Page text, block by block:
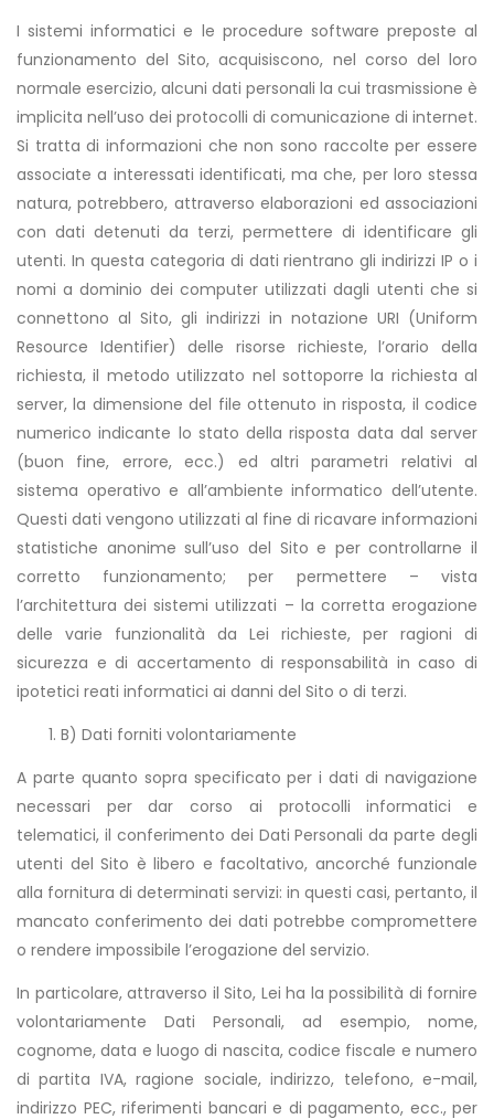
I sistemi informatici e le procedure software preposte al
funzionamento del Sito, acquisiscono, nel corso del loro
normale esercizio, alcuni dati personali la cui trasmissione è
implicita nell’uso dei protocolli di comunicazione di internet.
Si tratta di informazioni che non sono raccolte per essere
associate a interessati identificati, ma che, per loro stessa
natura, potrebbero, attraverso elaborazioni ed associazioni
con dati detenuti da terzi, permettere di identificare gli
utenti. In questa categoria di dati rientrano gli indirizzi IP o i
nomi a dominio dei computer utilizzati dagli utenti che si
connettono al Sito, gli indirizzi in notazione URI (Uniform
Resource Identifier) delle risorse richieste, l’orario della
richiesta, il metodo utilizzato nel sottoporre la richiesta al
server, la dimensione del file ottenuto in risposta, il codice
numerico indicante lo stato della risposta data dal server
(buon fine, errore, ecc.) ed altri parametri relativi al
sistema operativo e all’ambiente informatico dell’utente.
Questi dati vengono utilizzati al fine di ricavare informazioni
statistiche anonime sull’uso del Sito e per controllarne il
corretto funzionamento; per permettere – vista
l’architettura dei sistemi utilizzati – la corretta erogazione
delle varie funzionalità da Lei richieste, per ragioni di
sicurezza e di accertamento di responsabilità in caso di
ipotetici reati informatici ai danni del Sito o di terzi.
B) Dati forniti volontariamente
A parte quanto sopra specificato per i dati di navigazione
necessari per dar corso ai protocolli informatici e
telematici, il conferimento dei Dati Personali da parte degli
utenti del Sito è libero e facoltativo, ancorché funzionale
alla fornitura di determinati servizi: in questi casi, pertanto, il
mancato conferimento dei dati potrebbe compromettere
o rendere impossibile l’erogazione del servizio.
In particolare, attraverso il Sito, Lei ha la possibilità di fornire
volontariamente Dati Personali, ad esempio, nome,
cognome, data e luogo di nascita, codice fiscale e numero
di partita IVA, ragione sociale, indirizzo, telefono, e-mail,
indirizzo PEC, riferimenti bancari e di pagamento, ecc., per